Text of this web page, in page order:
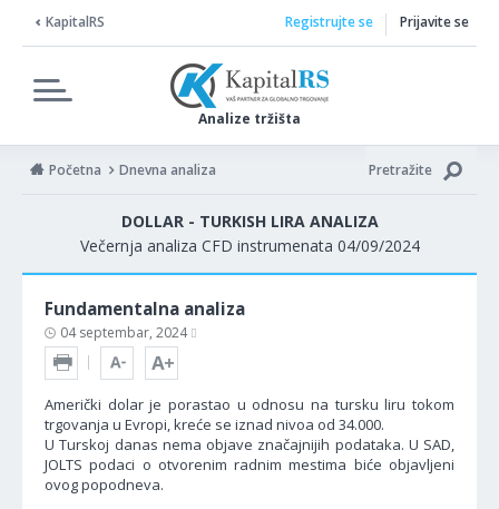
KapitalRS
Analize tržišta
Registrujte se Prijavite se
Početna Dnevna analiza Pretražite
DOLLAR - TURKISH LIRA ANALIZA
Večernja analiza CFD instrumenata 04/09/2024
Fundamentalna analiza
04 septembar, 2024
Američki dolar je porastao u odnosu na tursku liru tokom
trgovanja u Evropi, kreće se iznad nivoa od 34.000.
U Turskoj danas nema objave značajnijih podataka. U SAD,
JOLTS podaci o otvorenim radnim mestima biće objavljeni
ovog popodneva.